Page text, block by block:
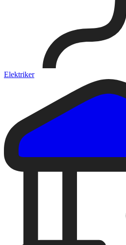
Elektriker